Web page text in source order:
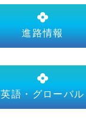
進路情報
英語・グローバル